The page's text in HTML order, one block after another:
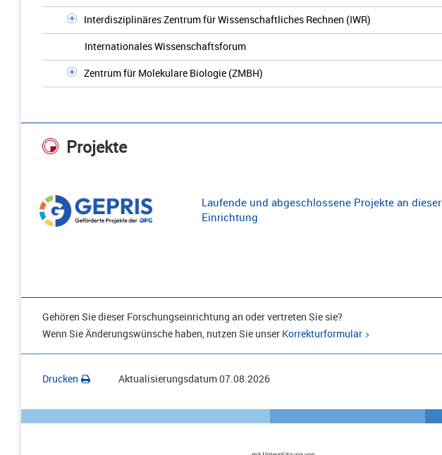
Interdisziplinäres Zentrum für Wissenschaftliches Rechnen (IWR)
Internationales Wissenschaftsforum
Zentrum für Molekulare Biologie (ZMBH)
Projekte
Laufende und abgeschlossene Projekte an dieser
Einrichtung
Gehören Sie dieser Forschungseinrichtung an oder vertreten Sie sie?
Wenn Sie Änderungswünsche haben, nutzen Sie unser Korrekturformular
Drucken Aktualisierungsdatum07.08.2026